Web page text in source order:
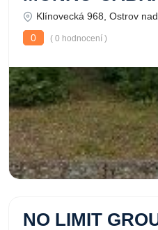
Klínovecká 968, Ostrov
0
( 0 hodnocení )
NO LIMIT